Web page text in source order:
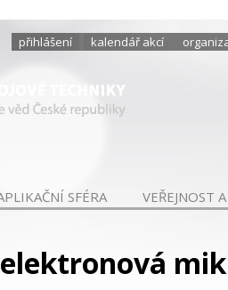
přihlášení kalendář akcí
SFÉRA VEŘEJNOST